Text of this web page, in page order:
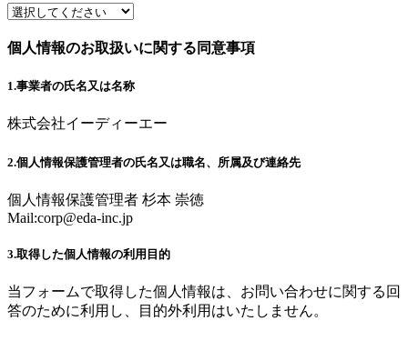
個人情報のお取扱いに関する同意事項
1.事業者の氏名又は名称
株式会社イーディーエー
2.個人情報保護管理者の氏名又は職名、所属及び連絡先
個人情報保護管理者 杉本 崇徳
Mail:corp@eda-inc.jp
3.取得した個人情報の利用目的
当フォームで取得した個人情報は、お問い合わせに関する回
答のために利用し、目的外利用はいたしません。